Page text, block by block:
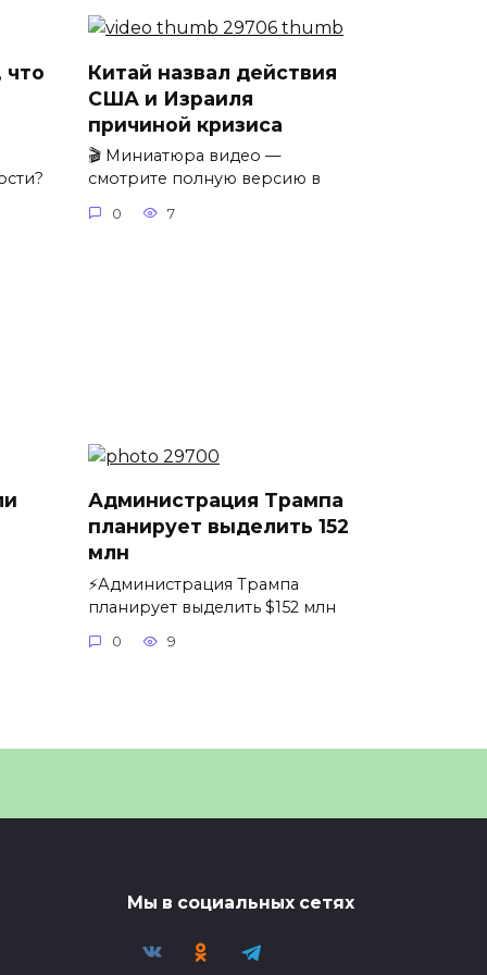
что
Китай назвал действия
США и Израиля
причиной кризиса
🎬 Миниатюра видео —
смотрите полную версию в
0 7
Администрация Трампа
планирует выделить 152
млн
⚡️Администрация Трампа
планирует выделить $152 млн
0 9
Мы в социальных сетях